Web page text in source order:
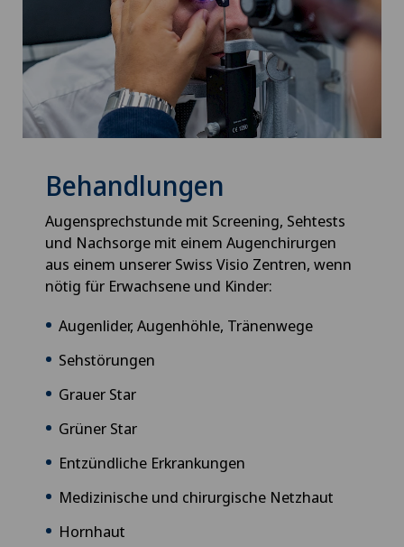
Behandlungen
Augensprechstunde mit Screening, Sehtests
und Nachsorge mit einem Augenchirurgen
aus einem unserer Swiss Visio Zentren, wenn
nötig für Erwachsene und Kinder:
Augenlider, Augenhöhle, Tränenwege
Sehstörungen
Grauer Star
Grüner Star
Entzündliche Erkrankungen
Medizinische und chirurgische Netzhaut
Hornhaut